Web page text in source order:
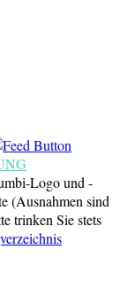
Logo und -
(Ausnahmen sind
trinken Sie stets